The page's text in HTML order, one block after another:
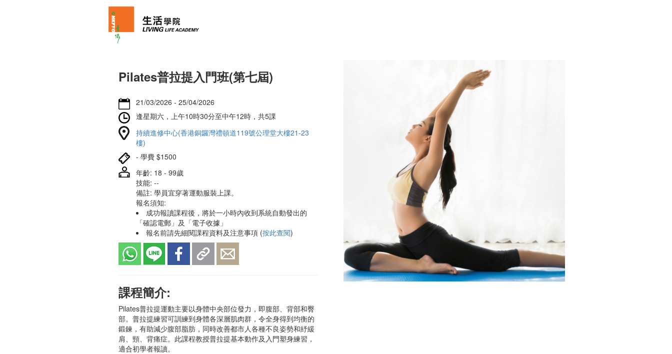
Pilates普拉提入門班(第七屆)
21/03/2026 - 25/04/2026
逢星期六，上午10時30分至中午12時，共5課
持續進修中心(香港銅鑼灣禮頓道119號公理堂大樓21-23
樓)
- 學費 $1500
年齡: 18 - 99歲
技能: --
備註: 學員宜穿著運動服裝上課。
報名須知:
成功報讀課程後，將於一小時內收到系統自動發出的
「確認電郵」及「電子收據」
報名前請先細閱課程資料及注意事項 (按此查閱)
課程簡介:
Pilates普拉提運動主要以身體中央部位發力，即腹部、背部和臀
部。普拉提練習可訓練到身體各深層肌肉群，令全身得到均衡的
鍛鍊，有助減少腹部脂肪，同時改善都市人各種不良姿勢和紓緩
肩、頸、背痛症。此課程教授普拉提基本動作及入門塑身練習，
適合初學者報讀。